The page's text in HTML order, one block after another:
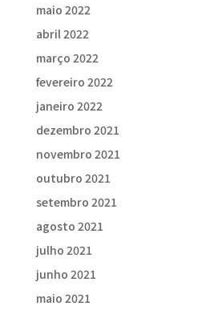
maio 2022
abril 2022
março 2022
fevereiro 2022
janeiro 2022
dezembro 2021
novembro 2021
outubro 2021
setembro 2021
agosto 2021
julho 2021
junho 2021
maio 2021